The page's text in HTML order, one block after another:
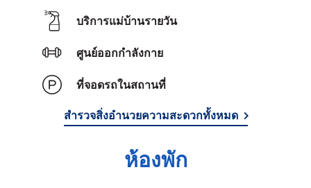
บริการแม่บ้านรายวัน
ศูนย์ออกกำลังกาย
ที่จอดรถในสถานที่
สำรวจสิ่งอำนวยความสะดวกทั้งหมด
ห้องพัก